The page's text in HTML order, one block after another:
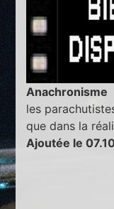
Anachronisme
les
que dans la
Ajoutée le